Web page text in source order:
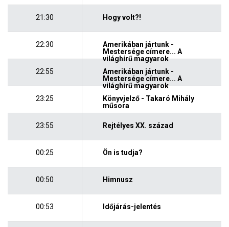
21:30 Hogy volt?!
22:30
Amerikában jártunk -
Mestersége címere... A
világhírű magyarok
22:55
Amerikában jártunk -
Mestersége címere... A
világhírű magyarok
23:25
Könyvjelző - Takaró Mihály
műsora
23:55 Rejtélyes XX. század
00:25 Ön is tudja?
00:50 Himnusz
00:53 Időjárás-jelentés